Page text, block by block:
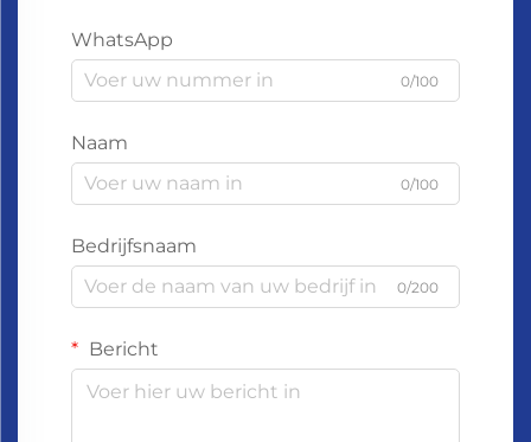
WhatsApp
0/100
Naam
0/100
Bedrijfsnaam
0/200
Bericht